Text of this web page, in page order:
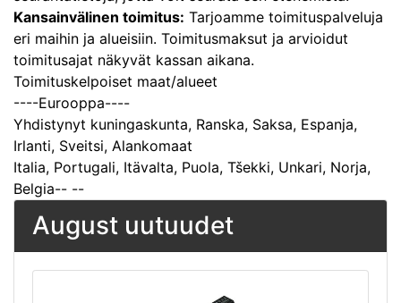
Kansainvälinen toimitus: Tarjoamme toimituspalveluja
eri maihin ja alueisiin. Toimitusmaksut ja arvioidut
toimitusajat näkyvät kassan aikana.
Toimituskelpoiset maat/alueet
----Eurooppa----
Yhdistynyt kuningaskunta, Ranska, Saksa, Espanja,
Irlanti, Sveitsi, Alankomaat
Italia, Portugali, Itävalta, Puola, Tšekki, Unkari, Norja,
Belgia-- --
August uutuudet